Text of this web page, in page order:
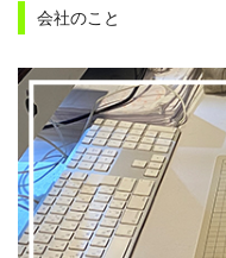
会社のこと